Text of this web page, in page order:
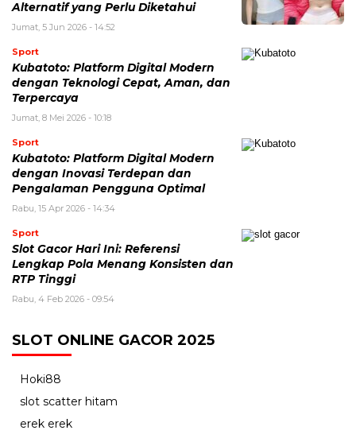
Alternatif yang Perlu Diketahui
Jumat, 5 Jun 2026 - 14:52
Sport
Kubatoto: Platform Digital Modern
dengan Teknologi Cepat, Aman, dan
Terpercaya
Jumat, 8 Mei 2026 - 10:18
Sport
Kubatoto: Platform Digital Modern
dengan Inovasi Terdepan dan
Pengalaman Pengguna Optimal
Rabu, 15 Apr 2026 - 14:34
Sport
Slot Gacor Hari Ini: Referensi
Lengkap Pola Menang Konsisten dan
RTP Tinggi
Rabu, 4 Feb 2026 - 09:54
SLOT ONLINE GACOR 2025
Hoki88
slot scatter hitam
erek erek